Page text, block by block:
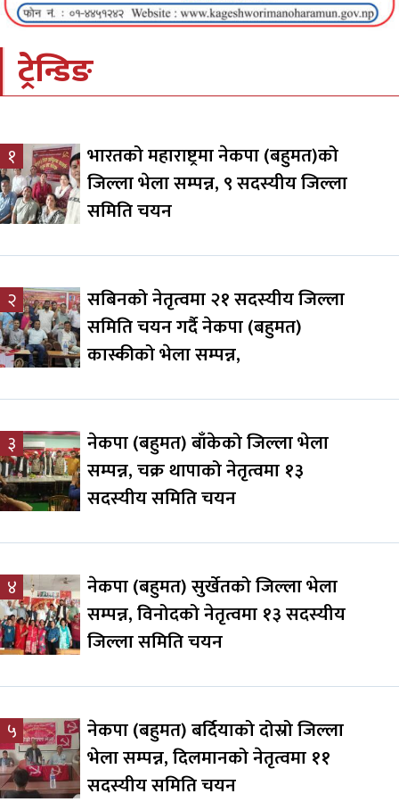
ट्रेन्डिङ
१
भारतको महाराष्ट्रमा नेकपा (बहुमत)को
जिल्ला भेला सम्पन्न, ९ सदस्यीय जिल्ला
समिति चयन
२
सबिनको नेतृत्वमा २१ सदस्यीय जिल्ला
समिति चयन गर्दै नेकपा (बहुमत)
कास्कीको भेला सम्पन्न,
३
नेकपा (बहुमत) बाँकेको जिल्ला भेला
सम्पन्न, चक्र थापाको नेतृत्वमा १३
सदस्यीय समिति चयन
४
नेकपा (बहुमत) सुर्खेतको जिल्ला भेला
सम्पन्न, विनोदको नेतृत्वमा १३ सदस्यीय
जिल्ला समिति चयन
५
नेकपा (बहुमत) बर्दियाको दोस्रो जिल्ला
भेला सम्पन्न, दिलमानको नेतृत्वमा ११
सदस्यीय समिति चयन